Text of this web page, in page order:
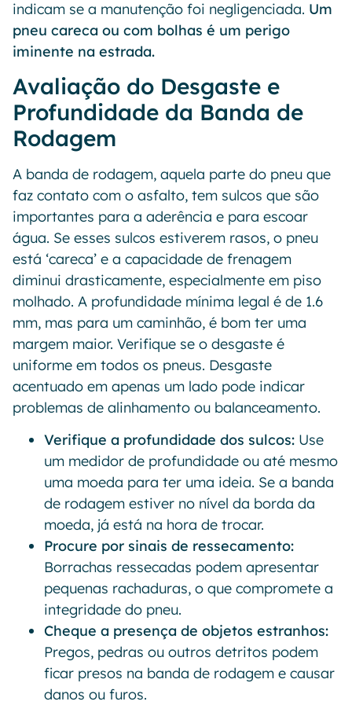
indicam se a manutenção foi negligenciada. Um
pneu careca ou com bolhas é um perigo
iminente na estrada.
Avaliação do Desgaste e
Profundidade da Banda de
Rodagem
A banda de rodagem, aquela parte do pneu que
faz contato com o asfalto, tem sulcos que são
importantes para a aderência e para escoar
água. Se esses sulcos estiverem rasos, o pneu
está ‘careca’ e a capacidade de frenagem
diminui drasticamente, especialmente em piso
molhado. A profundidade mínima legal é de 1.6
mm, mas para um caminhão, é bom ter uma
margem maior. Verifique se o desgaste é
uniforme em todos os pneus. Desgaste
acentuado em apenas um lado pode indicar
problemas de alinhamento ou balanceamento.
Verifique a profundidade dos sulcos: Use
um medidor de profundidade ou até mesmo
uma moeda para ter uma ideia. Se a banda
de rodagem estiver no nível da borda da
moeda, já está na hora de trocar.
Procure por sinais de ressecamento:
Borrachas ressecadas podem apresentar
pequenas rachaduras, o que compromete a
integridade do pneu.
Cheque a presença de objetos estranhos:
Pregos, pedras ou outros detritos podem
ficar presos na banda de rodagem e causar
danos ou furos.